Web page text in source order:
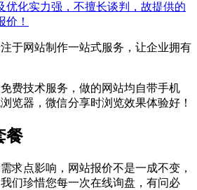
优化实力强，不擅长谈判，故提供的
价！
于网站制作一站式服务，让企业拥有
费技术服务，做的网站均自带手机
览器，微信分享时浏览效果体验好！
餐
求点影响，网站报价不是一成不变，
们珍惜您每一次在线询盘，有问必